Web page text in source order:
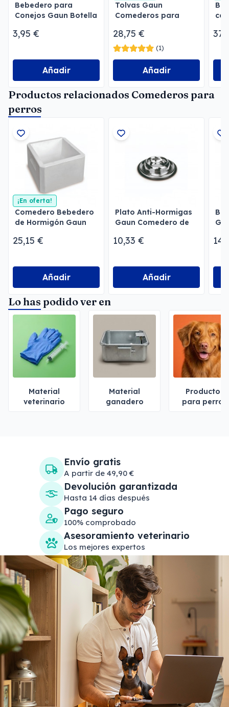
Bebedero para
Conejos Gaun Botella
3,95 €
Añadir
Tolvas Gaun
Comederos para
28,75 €
(1)
Añadir
Productos relacionados Comederos para
perros
¡En oferta!
Comedero Bebedero
de Hormigón Gaun
25,15 €
Añadir
Plato Anti-Hormigas
Gaun Comedero de
10,33 €
Añadir
Lo has podido ver en
Material
veterinario
Material
ganadero
Productos
para perros
Envío gratis
A partir de 49,90 €
Devolución garantizada
Hasta 14 días después
Pago seguro
100% comprobado
Asesoramiento veterinario
Los mejores expertos
Search products